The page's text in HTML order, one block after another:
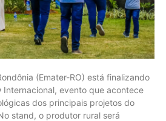
(Emater-RO) está finalizando
Internacional, evento que acontece
dos principais projetos do
stand, o produtor rural será